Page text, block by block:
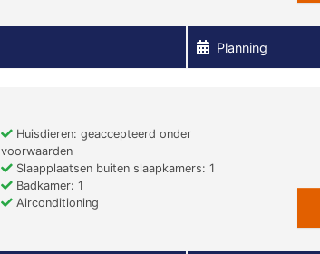
Planning
Huisdieren: geaccepteerd onder
voorwaarden
Slaapplaatsen buiten slaapkamers: 1
Badkamer: 1
Airconditioning